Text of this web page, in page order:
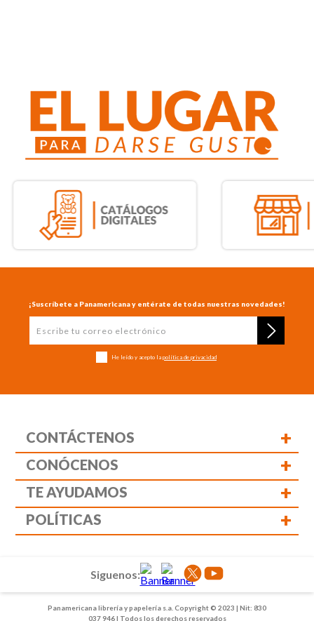
¡Suscríbete a Panamericana y entérate de todas nuestras novedades!
He leído y acepto la política de privacidad
CONTÁCTENOS +
CONÓCENOS +
TE AYUDAMOS +
POLÍTICAS +
Panamericana librería y papelería s.a. Copyright © 2023 | Nit: 830
037 946 | Todos los derechos reservados
Siguenos: